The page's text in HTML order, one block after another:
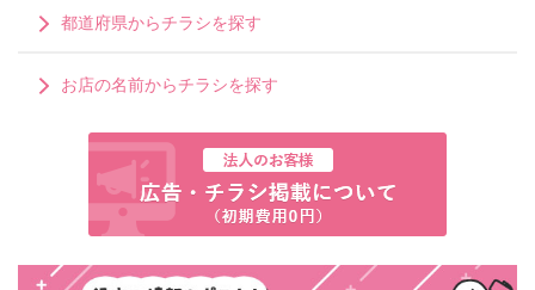
都道府県からチラシを探す
お店の名前からチラシを探す